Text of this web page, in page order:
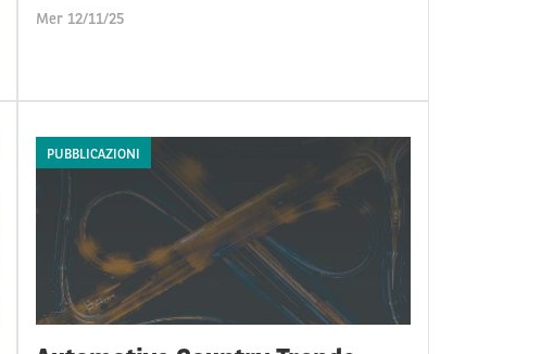
Mer 12/11/25
PUBBLICAZIONI